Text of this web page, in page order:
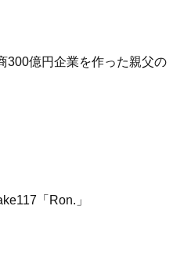
300億円企業を作った親父の
「Ron.」